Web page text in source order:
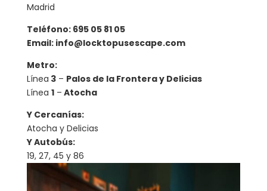
Madrid
Teléfono: 695 05 81 05
Email: info@locktopusescape.com
Metro:
Línea 3– Palos de la Fronteray Delicias
Línea 1– Atocha
Y Cercanías:
Atocha y Delicias
Y Autobús:
19, 27, 45 y 86